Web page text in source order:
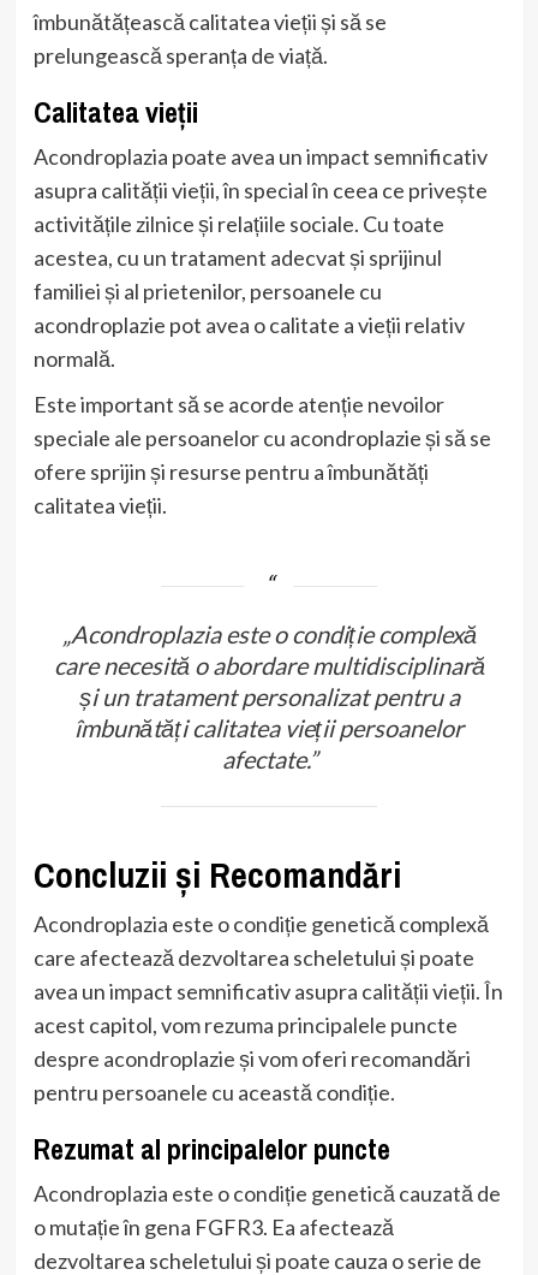
îmbunătățească calitatea vieții și să se
prelungească speranța de viață.
Calitatea vieții
Acondroplazia poate avea un impact semnificativ
asupra calității vieții, în special în ceea ce privește
activitățile zilnice și relațiile sociale. Cu toate
acestea, cu un tratament adecvat și sprijinul
familiei și al prietenilor, persoanele cu
acondroplazie pot avea o calitate a vieții relativ
normală.
Este important să se acorde atenție nevoilor
speciale ale persoanelor cu acondroplazie și să se
ofere sprijin și resurse pentru a îmbunătăți
calitatea vieții.
„Acondroplazia este o condiție complexă
care necesită o abordare multidisciplinară
și un tratament personalizat pentru a
îmbunătăți calitatea vieții persoanelor
afectate.”
Concluzii și Recomandări
Acondroplazia este o condiție genetică complexă
care afectează dezvoltarea scheletului și poate
avea un impact semnificativ asupra calității vieții. În
acest capitol, vom rezuma principalele puncte
despre acondroplazie și vom oferi recomandări
pentru persoanele cu această condiție.
Rezumat al principalelor puncte
Acondroplazia este o condiție genetică cauzată de
o mutație în gena FGFR3. Ea afectează
dezvoltarea scheletului și poate cauza o serie de